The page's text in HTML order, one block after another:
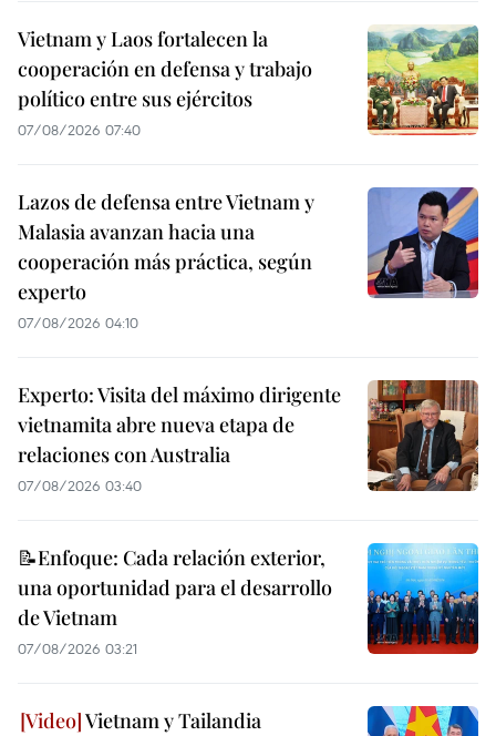
Vietnam y Laos fortalecen la
cooperación en defensa y trabajo
político entre sus ejércitos
07/08/2026 07:40
Lazos de defensa entre Vietnam y
Malasia avanzan hacia una
cooperación más práctica, según
experto
07/08/2026 04:10
Experto: Visita del máximo dirigente
vietnamita abre nueva etapa de
relaciones con Australia
07/08/2026 03:40
📝Enfoque: Cada relación exterior,
una oportunidad para el desarrollo
de Vietnam
07/08/2026 03:21
Vietnam y Tailandia